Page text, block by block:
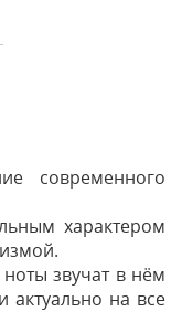
современного
характером
звучат в нём
на все